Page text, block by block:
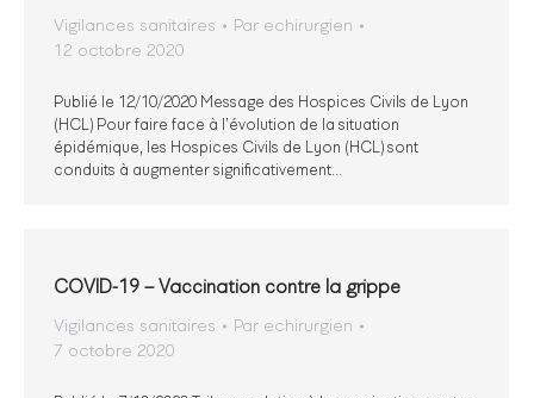
Vigilances sanitaires Par echirurgien
12 octobre 2020
Publié le 12/10/2020 Message des Hospices Civils de Lyon
(HCL) Pour faire face à l’évolution de la situation
épidémique, les Hospices Civils de Lyon (HCL) sont
conduits à augmenter significativement…
COVID-19 – Vaccination contre la grippe
Vigilances sanitaires Par echirurgien
7 octobre 2020